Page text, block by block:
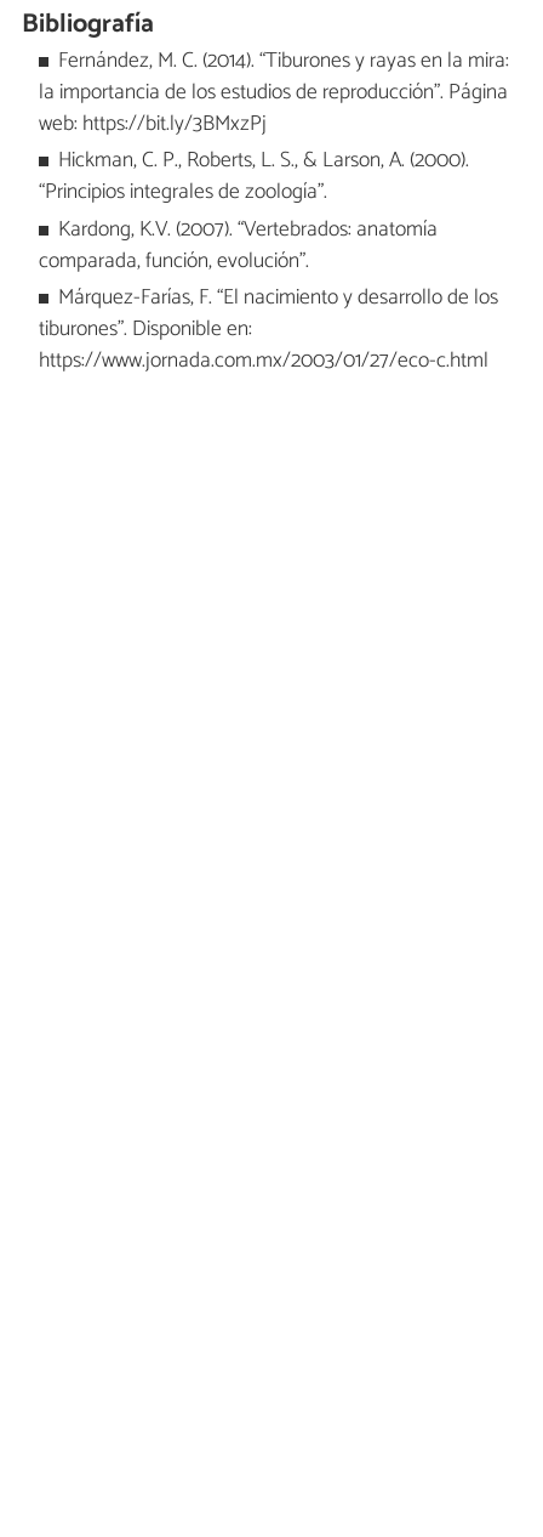
Bibliografía
Fernández, M. C. (2014). “Tiburones y rayas en la mira:
la importancia de los estudios de reproducción”. Página
web: https://bit.ly/3BMxzPj
Hickman, C. P., Roberts, L. S., & Larson, A. (2000).
“Principios integrales de zoología”.
Kardong, K.V. (2007). “Vertebrados: anatomía
comparada, función, evolución”.
Márquez-Farías, F. “El nacimiento y desarrollo de los
tiburones”. Disponible en:
https://www.jornada.com.mx/2003/01/27/eco-c.html